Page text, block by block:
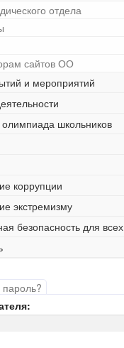
отдела
сайтов ОО
и мероприятий
олимпиада школьников
коррупции
экстремизму
безопасность для всех